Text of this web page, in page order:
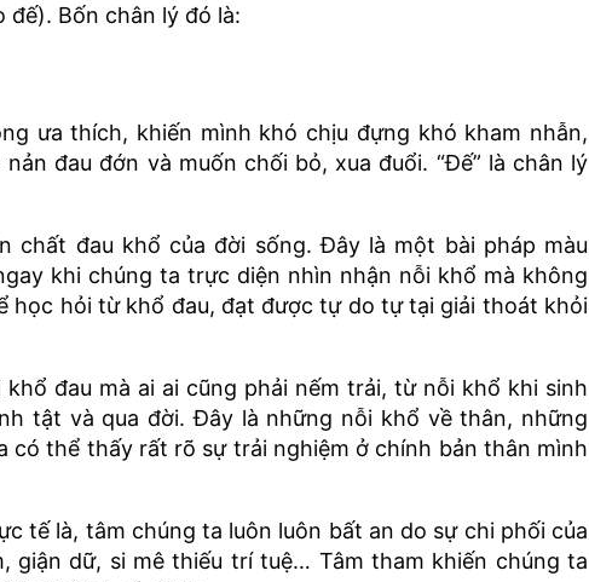
Bốn chân lý đó là:
ưa thích, khiến mình khó chịu đựng khó kham nhẫn,
đau đớn và muốn chối bỏ, xua đuổi. “Đế” là chân lý
chất đau khổ của đời sống. Đây là một bài pháp màu
khi chúng ta trực diện nhìn nhận nỗi khổ mà không
học hỏi từ khổ đau, đạt được tự do tự tại giải thoát khỏi
đau mà ai ai cũng phải nếm trải, từ nỗi khổ khi sinh
tật và qua đời. Đây là những nỗi khổ về thân, những
có thể thấy rất rõ sự trải nghiệm ở chính bản thân mình
tế là, tâm chúng ta luôn luôn bất an do sự chi phối của
giận dữ, si mê thiếu trí tuệ… Tâm tham khiến chúng ta